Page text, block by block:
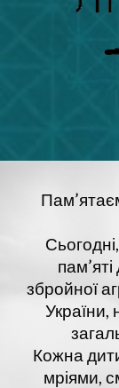
збройної
​Кожна
мріями,